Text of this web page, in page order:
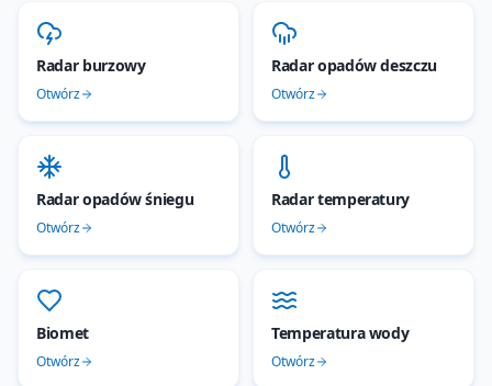
Radar burzowy
Otwórz
Radar opadów deszczu
Otwórz
Radar opadów śniegu
Otwórz
Radar temperatury
Otwórz
Biomet
Otwórz
Temperatura wody
Otwórz